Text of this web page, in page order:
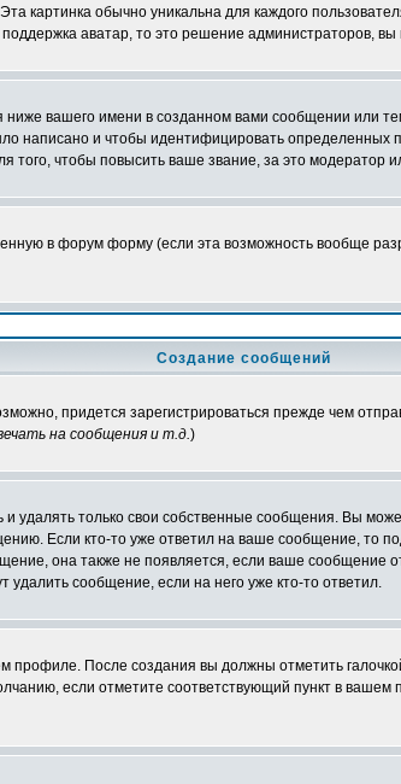
картинка обычно уникальна для каждого
аватар, то это решение администраторов,
вашего имени в созданном вами сообщении или
написано и чтобы идентифицировать
чтобы повысить ваше звание, за это модератор
в форум форму (если эта возможность вообще
Создание сообщений
придется зарегистрироваться прежде чем
на сообщения и т.д.)
только свои собственные сообщения. Вы
Если кто-то уже ответил на ваше сообщение, то
она также не появляется, если ваше сообщение
удалить сообщение, если на него уже кто-то ответил.
профиле. После создания вы должны отметить
если отметите соответствующий пункт в